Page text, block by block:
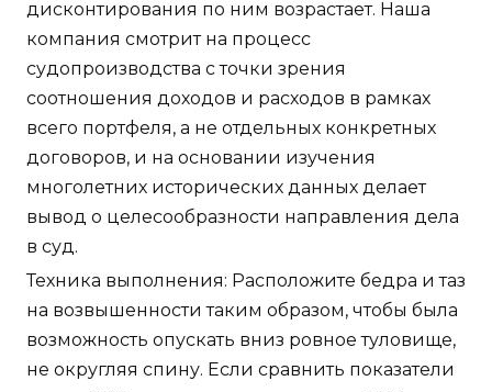
дисконтирования по ним возрастает. Наша
компания смотрит на процесс
судопроизводства с точки зрения
соотношения доходов и расходов в рамках
всего портфеля, а не отдельных конкретных
договоров, и на основании изучения
многолетних исторических данных делает
вывод о целесообразности направления дела
в суд.
Техника выполнения: Расположите бедра и таз
на возвышенности таким образом, чтобы была
возможность опускать вниз ровное туловище,
не округляя спину. Если сравнить показатели